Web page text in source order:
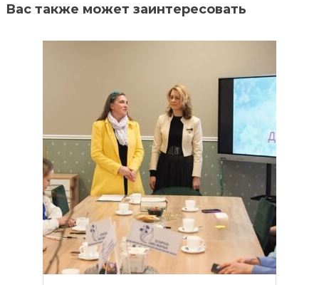
Вас также может заинтересовать